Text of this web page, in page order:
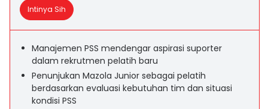
Intinya Sih
Manajemen PSS mendengar aspirasi suporter
dalam rekrutmen pelatih baru
Penunjukan Mazola Junior sebagai pelatih
berdasarkan evaluasi kebutuhan tim dan situasi
kondisi PSS